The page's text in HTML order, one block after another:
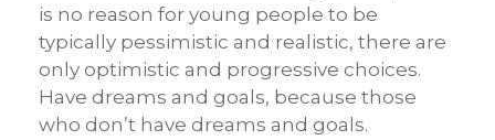
is no reason for young people to be
typically pessimistic and realistic, there are
only optimistic and progressive choices.
Have dreams and goals, because those
who don’t have dreams and goals.